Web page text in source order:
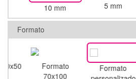
10 mm 5 mm
Formato
Formato
70x100
Formato